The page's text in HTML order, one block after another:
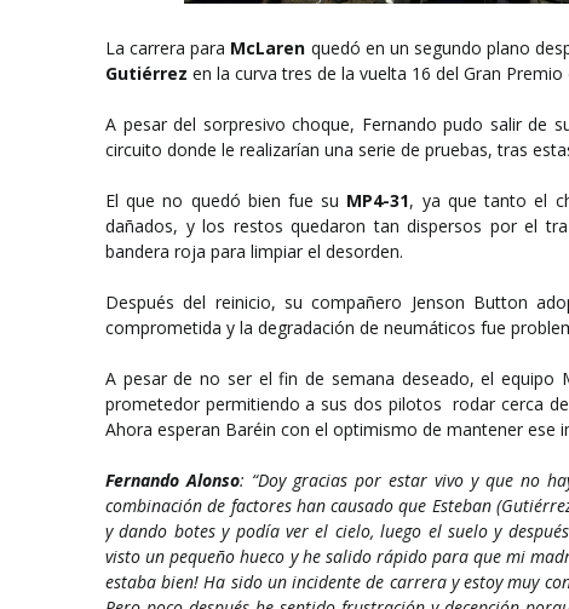
La carrera para McLaren quedó en un segundo plano
Gutiérrez en la curva tres de la vuelta 16 del Gran Premio
A pesar del sorpresivo choque, Fernando pudo salir de
circuito donde le realizarían una serie de pruebas, tras
El que no quedó bien fue su MP4-31, ya que tanto el
dañados, y los restos quedaron tan dispersos por el
bandera roja para limpiar el desorden.
Después del reinicio, su compañero Jenson Button
comprometida y la degradación de neumáticos fue
A pesar de no ser el fin de semana deseado, el equipo
prometedor permitiendo a sus dos pilotos rodar cerca
Ahora esperan Baréin con el optimismo de mantener ese
Fernando Alonso: “Doy gracias por estar vivo y que no
combinación de factores han causado que Esteban
y dando botes y podía ver el cielo, luego el suelo y
visto un pequeño hueco y he salido rápido para que mi
estaba bien! Ha sido un incidente de carrera y estoy muy